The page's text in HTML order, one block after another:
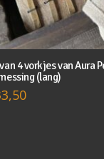
4 vorkjes van Aura
(lang)